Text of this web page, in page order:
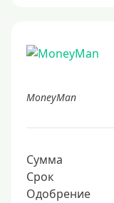
MoneyMan
Сумма
Срок
Одобрение